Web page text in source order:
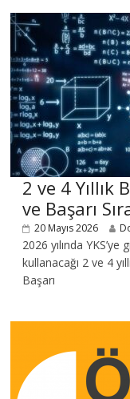
2 ve 4
ve Başarı
20 Mayıs 2026
2026 yılında
kullanacağı 2 ve 4
Başarı